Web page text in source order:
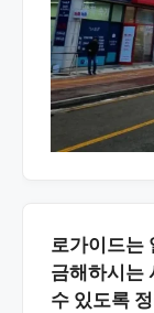
로가이드는
금해하시는
수 있도록